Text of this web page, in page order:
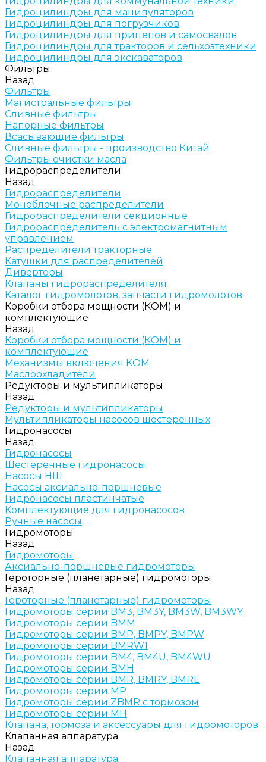
Гидроцилиндры для манипуляторов
Гидроцилиндры для погрузчиков
Гидроцилиндры для прицепов и самосвалов
Гидроцилиндры для тракторов и сельхозтехники
Гидроцилиндры для экскаваторов
Фильтры
Назад
Фильтры
Магистральные фильтры
Сливные фильтры
Напорные фильтры
Всасывающие фильтры
Сливные фильтры - производство Китай
Фильтры очистки масла
Гидрораспределители
Назад
Гидрораспределители
Моноблочные распределители
Гидрораспределители секционные
Гидрораспределитель с электромагнитным
управлением
Распределители тракторные
Катушки для распределителей
Диверторы
Клапаны гидрораспределителя
Каталог гидромолотов, запчасти гидромолотов
Коробки отбора мощности (КОМ) и
комплектующие
Назад
Коробки отбора мощности (КОМ) и
комплектующие
Механизмы включения КОМ
Маслоохладители
Редукторы и мультипликаторы
Назад
Редукторы и мультипликаторы
Мультипликаторы насосов шестеренных
Гидронасосы
Назад
Гидронасосы
Шестеренные гидронасосы
Насосы НШ
Насосы аксиально-поршневые
Гидронасосы пластинчатые
Комплектующие для гидронасосов
Ручные насосы
Гидромоторы
Назад
Гидромоторы
Аксиально-поршневые гидромоторы
Героторные (планетарные) гидромоторы
Назад
Героторные (планетарные) гидромоторы
Гидромоторы серии BM3, BM3Y, BM3W, BM3WY
Гидромоторы серии BMM
Гидромоторы серии BMP, BMPY, BMPW
Гидромоторы серии BMRW1
Гидромоторы серии BМ4, BM4U, BМ4WU
Гидромоторы серии BМH
Гидромоторы серии BМR, BMRY, BМRE
Гидромоторы серии MP
Гидромоторы серии ZBMR с тормозом
Гидромоторы серии МH
Клапана, тормоза и аксессуары для гидромоторов
Клапанная аппаратура
Назад
Клапанная аппаратура